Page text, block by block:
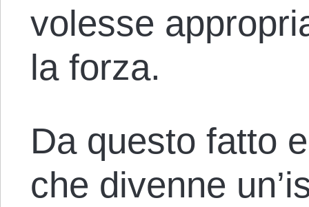
volesse
la forza.
Da questo fatto
che divenne